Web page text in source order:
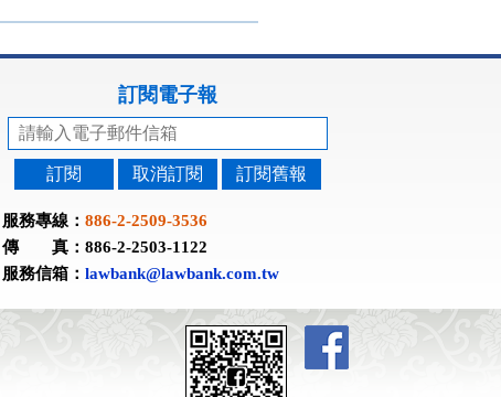
訂閱電子報
訂閱 取消訂閱 訂閱舊報
服務專線： 886-2-2509-3536
傳 真：886-2-2503-1122
服務信箱： lawbank@lawbank.com.tw